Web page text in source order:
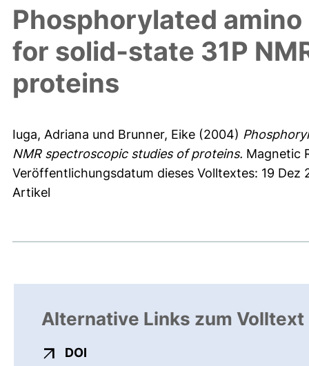
Phosphorylated
for solid‐state 31P
proteins
Iuga, Adriana und Brunner, Eike (2004)
NMR spectroscopic studies of proteins. Magnetic
Veröffentlichungsdatum dieses Volltextes: 19 Dez
Artikel
Alternative Links zum Volltext
DOI